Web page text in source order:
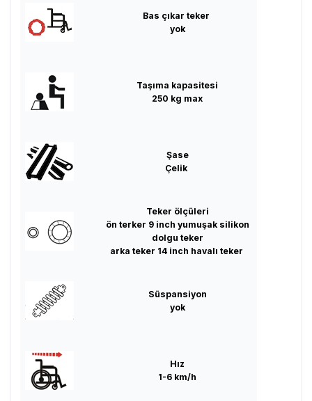
Bas çıkar teker
yok
Taşıma kapasitesi
250 kg max
Şase
Çelik
Teker ölçüleri
ön terker 9 inch yumuşak silikon
dolgu teker
arka teker 14 inch havalı teker
Süspansiyon
yok
Hız
1-6 km/h